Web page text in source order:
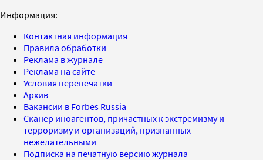
Информация:
Контактная информация
Правила обработки
Реклама в журнале
Реклама на сайте
Условия перепечатки
Архив
Вакансии в Forbes Russia
Сканер иноагентов, причастных к экстремизму и
терроризму и организаций, признанных
нежелательными
Подписка на печатную версию журнала